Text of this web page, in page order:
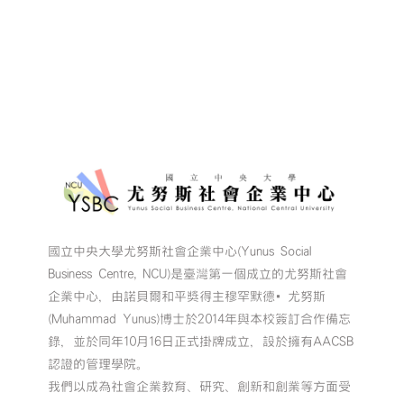
國立中央大學尤努斯社會企業中心(Yunus Social
Business Centre, NCU)是臺灣第一個成立的尤努斯社會
企業中心，由諾貝爾和平獎得主穆罕默德•尤努斯
(Muhammad Yunus)博士於2014年與本校簽訂合作備忘
錄，並於同年10月16日正式掛牌成立，設於擁有AACSB
認證的管理學院。
我們以成為社會企業教育、研究、創新和創業等方面受